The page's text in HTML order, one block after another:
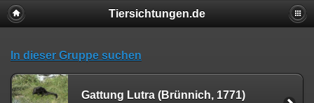
Tiersichtungen.de
In dieser Gruppe suchen
Gattung Lutra (Brünnich, 1771)